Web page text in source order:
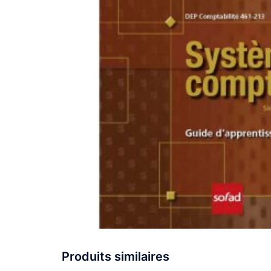
Produits similaires